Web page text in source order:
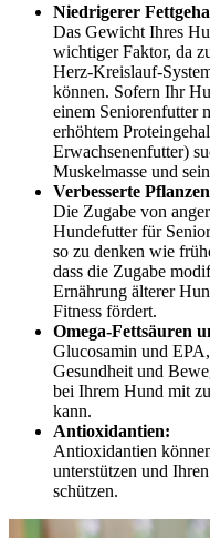
Niedrigerer
Das Gewicht Ihres
wichtiger Faktor, da
Herz-Kreislauf-
können. Sofern Ihr
einem Seniorenfutter
erhöhtem
Erwachsenenfutter)
Muskelmasse und
Verbesserte
Die Zugabe von
Hundefutter für
so zu denken wie
dass die Zugabe
Ernährung älterer
Fitness fördert.
Omega-Fettsäuren
Glucosamin und
Gesundheit und
bei Ihrem Hund mit
kann.
Antioxidantien:
Antioxidantien
unterstützen und
schützen.